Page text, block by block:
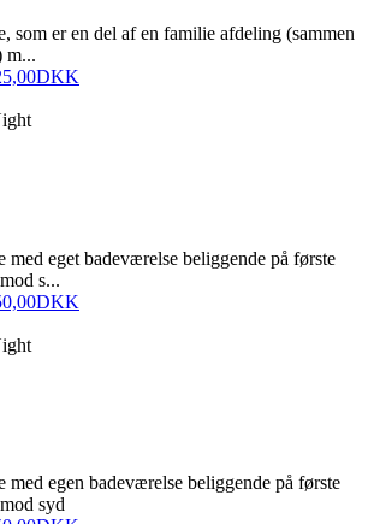
som er en del af en familie afdeling (sammen
m...
med eget badeværelse beliggende på første
s...
med egen badeværelse beliggende på første
syd